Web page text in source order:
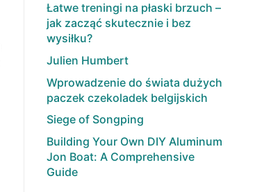
Łatwe treningi na płaski brzuch –
jak zacząć skutecznie i bez
wysiłku?
Julien Humbert
Wprowadzenie do świata dużych
paczek czekoladek belgijskich
Siege of Songping
Building Your Own DIY Aluminum
Jon Boat: A Comprehensive
Guide